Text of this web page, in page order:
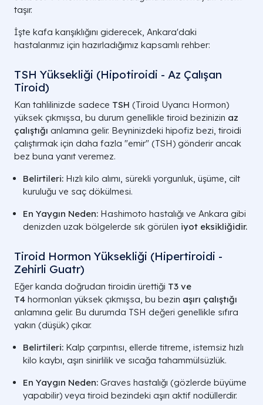
taşır.
İşte kafa karışıklığını giderecek, Ankara'daki
hastalarımız için hazırladığımız kapsamlı rehber:
TSH Yüksekliği (Hipotiroidi - Az Çalışan
Tiroid)
Kan tahlilinizde sadece TSH (Tiroid Uyarıcı Hormon)
yüksek çıkmışsa, bu durum genellikle tiroid bezinizin az
çalıştığı anlamına gelir. Beyninizdeki hipofiz bezi, tiroidi
çalıştırmak için daha fazla "emir" (TSH) gönderir ancak
bez buna yanıt veremez.
Belirtileri: Hızlı kilo alımı, sürekli yorgunluk, üşüme, cilt
kuruluğu ve saç dökülmesi.
En Yaygın Neden: Hashimoto hastalığı ve Ankara gibi
denizden uzak bölgelerde sık görülen iyot eksikliğidir.
Tiroid Hormon Yüksekliği (Hipertiroidi -
Zehirli Guatr)
Eğer kanda doğrudan tiroidin ürettiği T3 ve
T4 hormonları yüksek çıkmışsa, bu bezin aşırı çalıştığı
anlamına gelir. Bu durumda TSH değeri genellikle sıfıra
yakın (düşük) çıkar.
Belirtileri: Kalp çarpıntısı, ellerde titreme, istemsiz hızlı
kilo kaybı, aşırı sinirlilik ve sıcağa tahammülsüzlük.
En Yaygın Neden: Graves hastalığı (gözlerde büyüme
yapabilir) veya tiroid bezindeki aşırı aktif nodüllerdir.